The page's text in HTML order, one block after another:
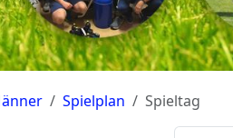
Spielplan Spieltag